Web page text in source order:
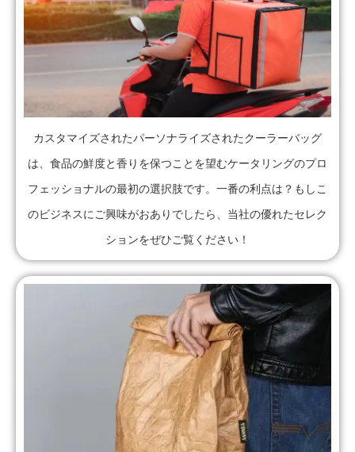
カスタマイズされたパーソナライズされたクーラーバッグ
は、食品の鮮度と香りを保つことを望むケータリングのプロ
フェッショナルの最初の選択肢です。一番の利点は？もしこ
のビジネスにご興味がおありでしたら、当社の優れたセレク
ションをぜひご覧ください！